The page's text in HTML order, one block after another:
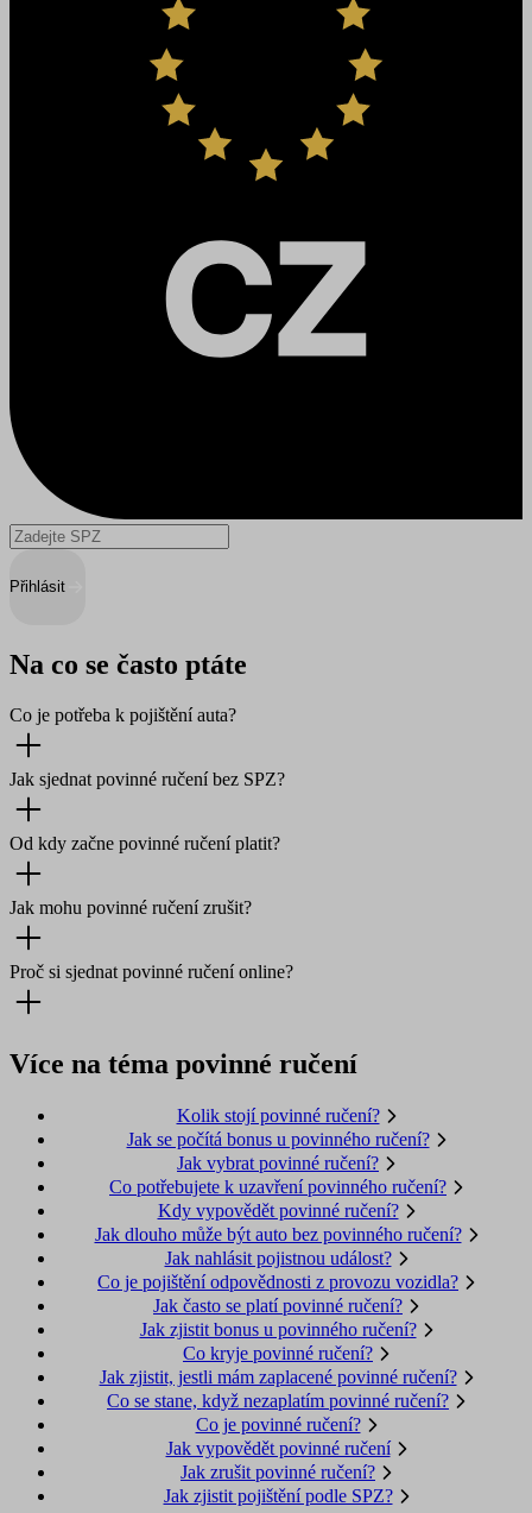
Přihlásit
Na co se často ptáte
Co je potřeba k pojištění auta?
Jak sjednat povinné ručení bez SPZ?
Od kdy začne povinné ručení platit?
Jak mohu povinné ručení zrušit?
Proč si sjednat povinné ručení online?
Více na téma povinné ručení
Kolik stojí povinné ručení?
Jak se počítá bonus u povinného ručení?
Jak vybrat povinné ručení?
Co potřebujete k uzavření povinného ručení?
Kdy vypovědět povinné ručení?
Jak dlouho může být auto bez povinného ručení?
Jak nahlásit pojistnou událost?
Co je pojištění odpovědnosti z provozu vozidla?
Jak často se platí povinné ručení?
Jak zjistit bonus u povinného ručení?
Co kryje povinné ručení?
Jak zjistit, jestli mám zaplacené povinné ručení?
Co se stane, když nezaplatím povinné ručení?
Co je povinné ručení?
Jak vypovědět povinné ručení
Jak zrušit povinné ručení?
Jak zjistit pojištění podle SPZ?